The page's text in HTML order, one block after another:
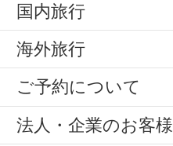
国内旅行
海外旅行
ご予約について
法人・企業のお客様